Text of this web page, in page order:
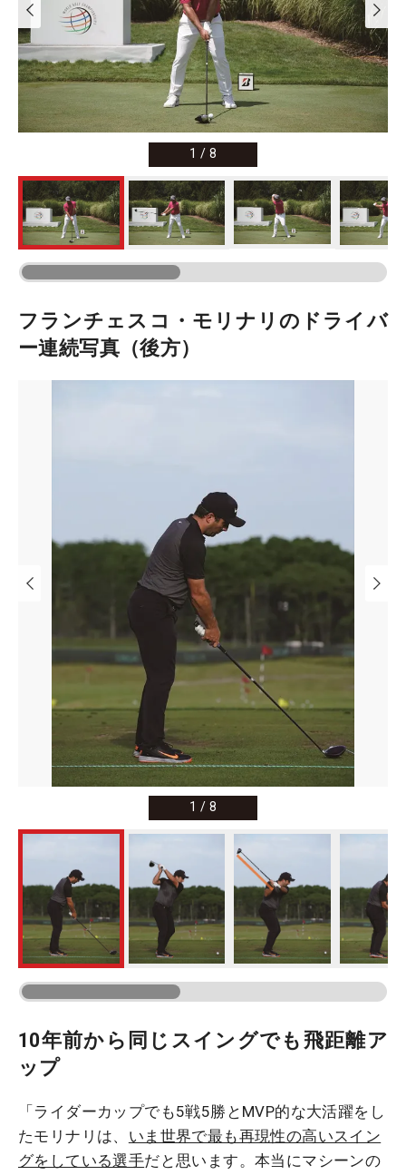
1 / 8
フランチェスコ・モリナリのドライバ
ー連続写真（後方）
1 / 8
10年前から同じスイングでも飛距離ア
ップ
「ライダーカップでも5戦5勝とMVP的な大活躍をし
たモリナリは、 いま世界で最も再現性の高いスイン
グをしている選手だと思います。本当にマシーンの